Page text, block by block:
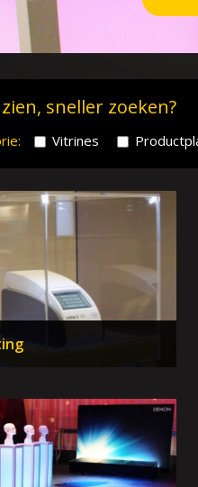
sneller zoeken?
Vitrines